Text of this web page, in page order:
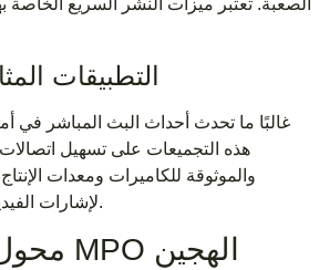
الصعبة. تعتبر ميزات النشر السريع الخاصة
التطبيقات
غالبًا ما تحدث أحداث البث المباشر في
هذه التجميعات على تسهيل اتصالات
والموثوقة للكاميرات ومعدات
لإشارات الفيديو والصوت عالية الوضوح.